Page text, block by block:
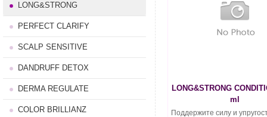
LONG&STRONG
PERFECT CLARIFY
SCALP SENSITIVE
DANDRUFF DETOX
DERMA REGULATE
COLOR BRILLIANZ
LONG&STRONG
ml
Поддержите силу и